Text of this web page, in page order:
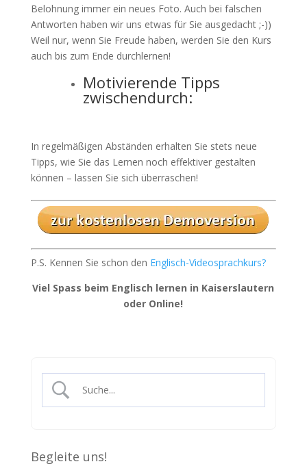
Belohnung immer ein neues Foto. Auch bei falschen
Antworten haben wir uns etwas für Sie ausgedacht ;-))
Weil nur, wenn Sie Freude haben, werden Sie den Kurs
auch bis zum Ende durchlernen!
Motivierende Tipps
zwischendurch:
In regelmäßigen Abständen erhalten Sie stets neue
Tipps, wie Sie das Lernen noch effektiver gestalten
können – lassen Sie sich überraschen!
P.S. Kennen Sie schon den Englisch-Videosprachkurs?
Viel Spass beim Englisch lernen in Kaiserslautern
oder Online!
Begleite uns!